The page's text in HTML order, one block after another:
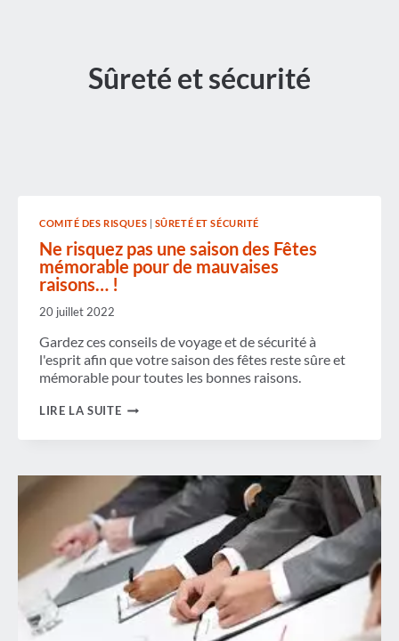
Sûreté et sécurité
COMITÉ DES RISQUES SÛRETÉ ET SÉCURITÉ
Ne risquez pas une saison des Fêtes
mémorable pour de mauvaises
raisons… !
20 juillet 2022
Gardez ces conseils de voyage et de sécurité à
l'esprit afin que votre saison des fêtes reste sûre et
mémorable pour toutes les bonnes raisons.
LIRE LA SUITENE
DES
FÊTES
MÉMORABLE
POUR
DE
MAUVAISES
RAISONS… !